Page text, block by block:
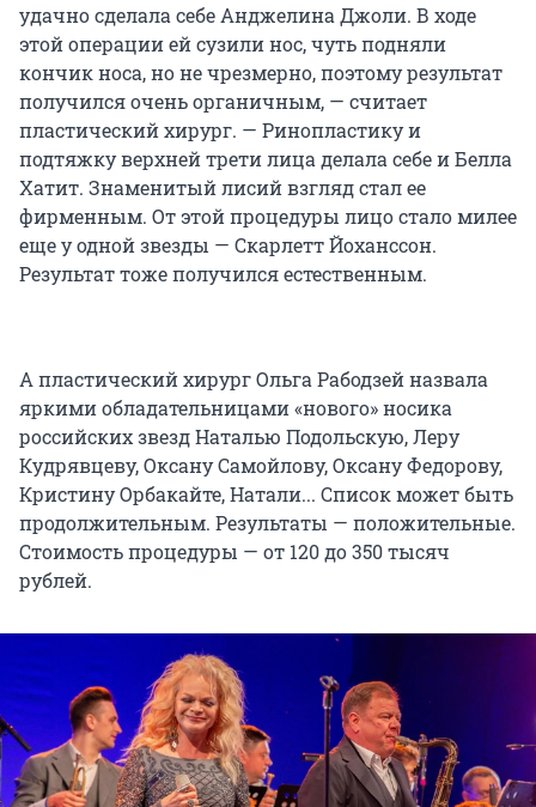
удачно сделала себе Анджелина Джоли. В ходе
этой операции ей сузили нос, чуть подняли
кончик носа, но не чрезмерно, поэтому результат
получился очень органичным, — считает
пластический хирург. — Ринопластику и
подтяжку верхней трети лица делала себе и Белла
Хатит. Знаменитый лисий взгляд стал ее
фирменным. От этой процедуры лицо стало милее
еще у одной звезды — Скарлетт Йоханссон.
Результат тоже получился естественным.
А пластический хирург Ольга Рабодзей назвала
яркими обладательницами «нового» носика
российских звезд Наталью Подольскую, Леру
Кудрявцеву, Оксану Самойлову, Оксану Федорову,
Кристину Орбакайте, Натали... Список может быть
продолжительным. Результаты — положительные.
Стоимость процедуры — от 120 до 350 тысяч
рублей.